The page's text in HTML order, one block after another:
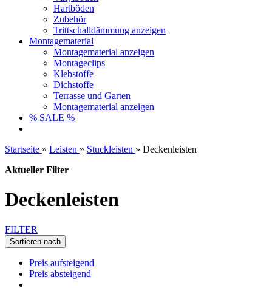
Hartböden
Zubehör
Trittschalldämmung anzeigen
Montagematerial
Montagematerial anzeigen
Montageclips
Klebstoffe
Dichstoffe
Terrasse und Garten
Montagematerial anzeigen
% SALE %
Startseite » Leisten » Stuckleisten » Deckenleisten
Aktueller Filter
Deckenleisten
FILTER
Sortieren nach
Preis aufsteigend
Preis absteigend